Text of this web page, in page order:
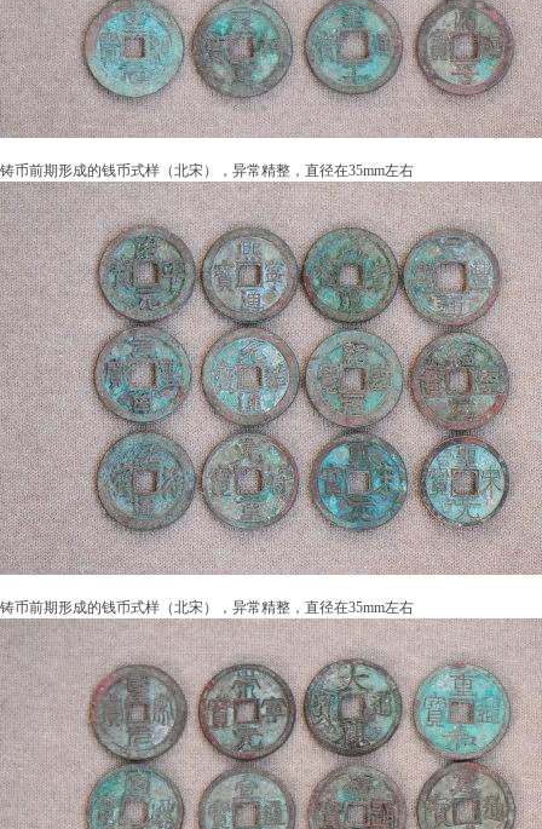
铸币前期形成的钱币式样（北宋），异常精整，直径在35mm左右
铸币前期形成的钱币式样（北宋），异常精整，直径在35mm左右